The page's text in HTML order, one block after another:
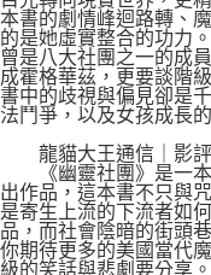
本書的劇情峰迴路轉、
的是她虛實整合的功力
曾是八大社團之一的成
成霍格華茲，更要談階
書中的歧視與偏見卻是
法鬥爭，以及女孩成長
龍貓大王通信｜影評
《幽靈社團》是一本
出作品，這本書不只與
是寄生上流的下流者如
品，而社會陰暗的街頭
你期待更多的美國當代
級的笑話與悲劇要分享。